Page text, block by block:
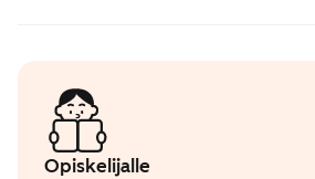
Opiskelijalle